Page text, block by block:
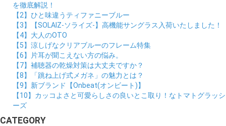
を徹底解説！
【2】ひと味違うティファニーブルー
【3】【SOLAIZ-ソライズ-】高機能サングラス入荷いたしました！
【4】大人のOTO
【5】涼しげなクリアブルーのフレーム特集
【6】片耳が聞こえない方の悩み。
【7】補聴器の乾燥対策は大丈夫ですか？
【8】「跳ね上げ式メガネ」の魅力とは？
【9】新ブランド【Onbeat(オンビート)】
【10】カッコよさと可愛らしさの良いとこ取り！なトマトグラッシ
ーズ
CATEGORY